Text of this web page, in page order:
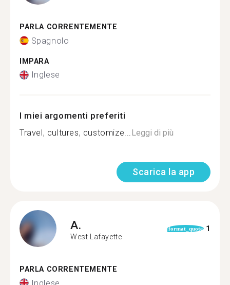
PARLA CORRENTEMENTE
Spagnolo
IMPARA
Inglese
I miei argomenti preferiti
Travel, cultures, customize...Leggi di più
Scarica la app
A.
West Lafayette
format_quote 1
PARLA CORRENTEMENTE
Inglese